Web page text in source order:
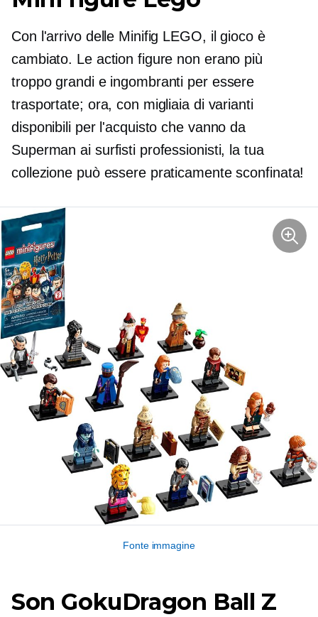
Con l'arrivo delle Minifig LEGO, il gioco è
cambiato. Le action figure non erano più
troppo grandi e ingombranti per essere
trasportate; ora, con migliaia di varianti
disponibili per l'acquisto che vanno da
Superman ai surfisti professionisti, la tua
collezione può essere praticamente sconfinata!
Fonte immagine
Son GokuDragon Ball Z